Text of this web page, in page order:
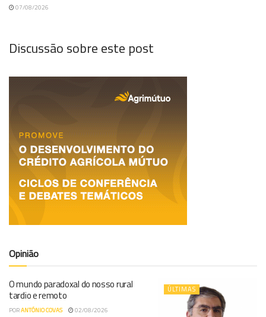
07/08/2026
Discussão sobre este post
Opinião
ÚLTIMAS
O mundo paradoxal do nosso rural
tardio e remoto
PORANTÓNIO COVAS 02/08/2026